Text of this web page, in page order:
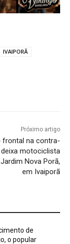
IVAIPORÃ
Próximo artigo
frontal na contra-
motociclista
Nova Porã,
em Ivaiporã
de
o popular